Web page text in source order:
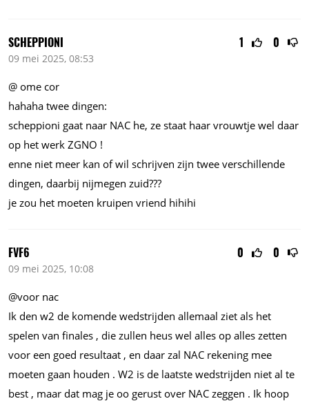
1 0
SCHEPPIONI
09 mei 2025, 08:53
@ ome cor
hahaha twee dingen:
scheppioni gaat naar NAC he, ze staat haar vrouwtje wel daar
op het werk ZGNO !
enne niet meer kan of wil schrijven zijn twee verschillende
dingen, daarbij nijmegen zuid???
je zou het moeten kruipen vriend hihihi
0 0
FVF6
09 mei 2025, 10:08
@voor nac
Ik den w2 de komende wedstrijden allemaal ziet als het
spelen van finales , die zullen heus wel alles op alles zetten
voor een goed resultaat , en daar zal NAC rekening mee
moeten gaan houden . W2 is de laatste wedstrijden niet al te
best , maar dat mag je oo gerust over NAC zeggen . Ik hoop